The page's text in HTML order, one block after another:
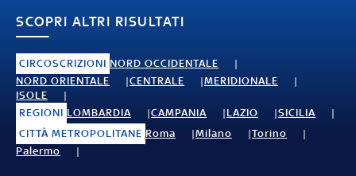
SCOPRI ALTRI RISULTATI
CIRCOSCRIZIONI NORD OCCIDENTALE
NORD ORIENTALE
CENTRALE
MERIDIONALE
ISOLE
REGIONI LOMBARDIA CAMPANIA LAZIO
SICILIA
CITTÀ METROPOLITANE Roma Milano
Torino
Palermo